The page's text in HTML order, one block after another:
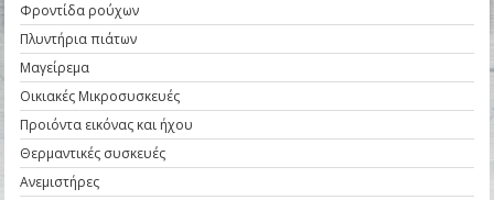
Φροντίδα ρούχων
Πλυντήρια πιάτων
Μαγείρεμα
Οικιακές Μικροσυσκευές
Προιόντα εικόνας και ήχου
Θερμαντικές συσκευές
Ανεμιστήρες